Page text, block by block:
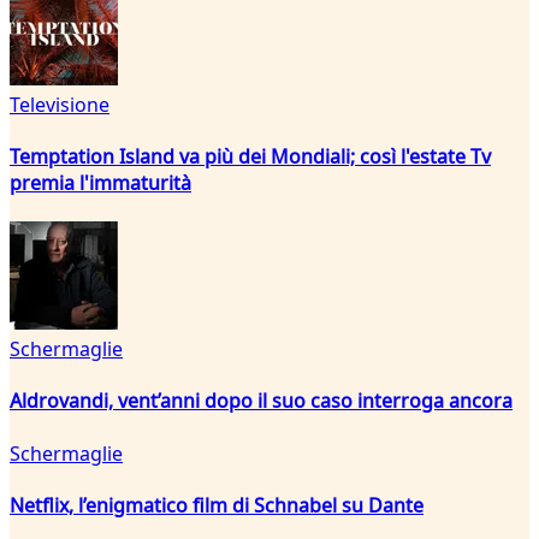
Televisione
Temptation Island va più dei Mondiali; così l'estate Tv
premia l'immaturità
Schermaglie
Aldrovandi, vent’anni dopo il suo caso interroga ancora
Schermaglie
Netflix, l’enigmatico film di Schnabel su Dante